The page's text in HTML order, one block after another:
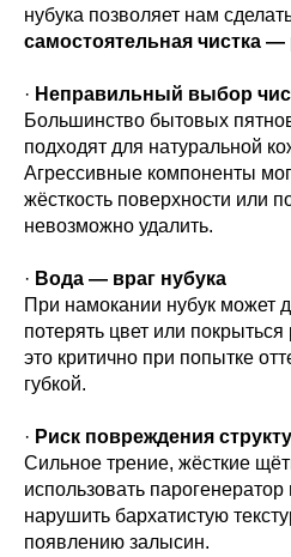
нубука позволяет нам
самостоятельная чистка
· Неправильный выбор
Большинство бытовых
подходят для натуральной
Агрессивные компоненты
жёсткость поверхности или
невозможно удалить.
· Вода — враг нубука
При намокании нубук может
потерять цвет или
это критично при попытке
губкой.
· Риск повреждения
Сильное трение, жёсткие
использовать
нарушить бархатистую
появлению залысин.